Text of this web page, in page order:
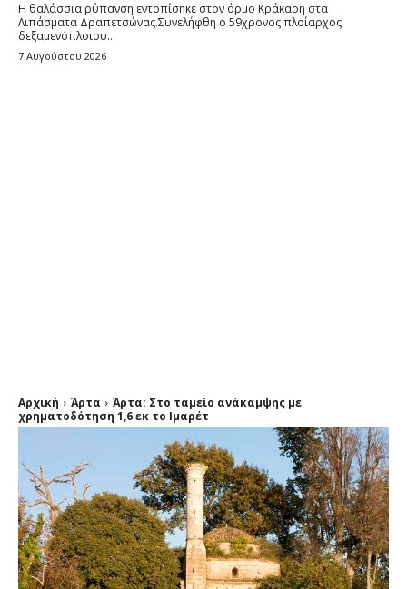
Η θαλάσσια ρύπανση εντοπίσηκε στον όρμο Κράκαρη στα
Λιπάσματα Δραπετσώνας.Συνελήφθη ο 59χρονος πλοίαρχος
δεξαμενόπλοιου...
7 Αυγούστου 2026